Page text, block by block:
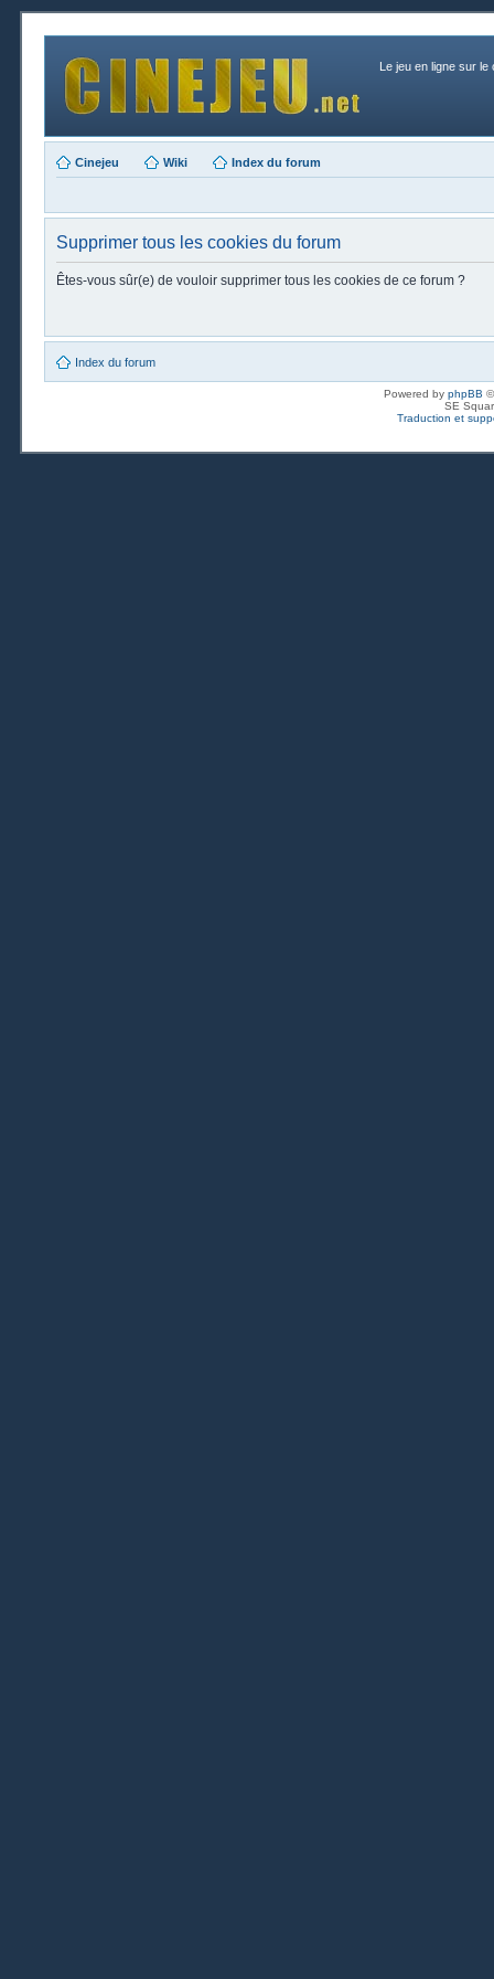
Le jeu en ligne sur le
Cinejeu Wiki Index du forum
Supprimer tous les cookies du forum
Êtes-vous sûr(e) de vouloir supprimer tous les cookies de ce forum ?
Index du forum
Powered by phpBB
SE
Traduction et